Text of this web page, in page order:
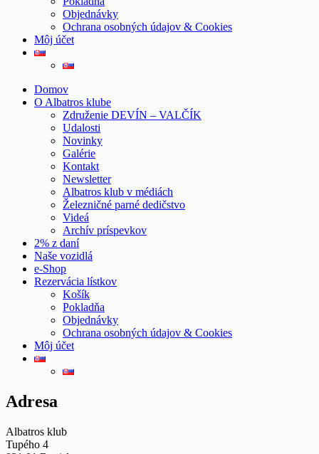
Objednávky
Ochrana osobných údajov & Cookies
Môj účet
Domov
O Albatros klube
Združenie DEVÍN – VALČÍK
Udalosti
Novinky
Galérie
Kontakt
Newsletter
Albatros klub v médiách
Železničné parné dedičstvo
Videá
Archív príspevkov
2% z daní
Naše vozidlá
e-Shop
Rezervácia lístkov
Košík
Pokladňa
Objednávky
Ochrana osobných údajov & Cookies
Môj účet
Adresa
Albatros klub
Tupého 4